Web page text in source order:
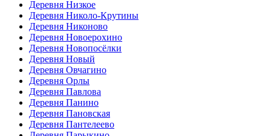
Деревня Низкое
Деревня Николо-Крутины
Деревня Никоново
Деревня Новоерохино
Деревня Новопосёлки
Деревня Новый
Деревня Овчагино
Деревня Орлы
Деревня Павлова
Деревня Панино
Деревня Пановская
Деревня Пантелеево